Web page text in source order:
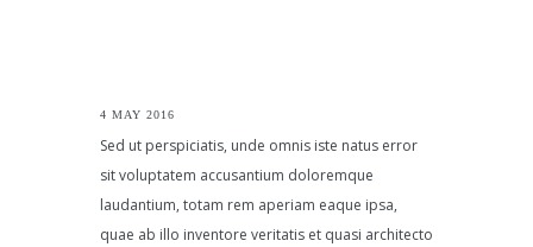
4 MAY 2016
Sed ut perspiciatis, unde omnis iste natus error
sit voluptatem accusantium doloremque
laudantium, totam rem aperiam eaque ipsa,
quae ab illo inventore veritatis et quasi architecto